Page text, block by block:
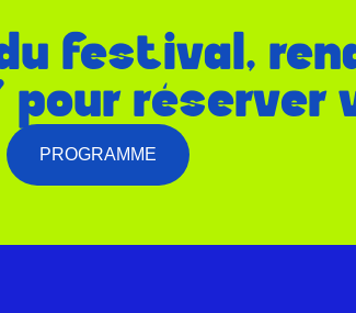
festival,
pour réserver
PROGRAMME